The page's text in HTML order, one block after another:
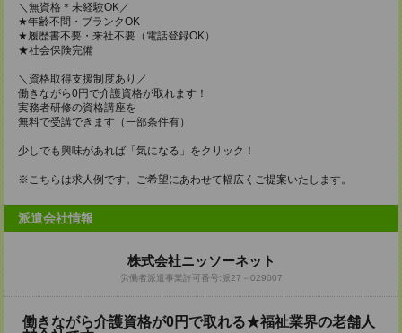
＼無資格＊未経験OK／
★年齢不問・ブランクOK
★履歴書不要・来社不要（電話登録OK）
★社会保険完備
＼資格取得支援制度あり／
働きながら0円で介護資格が取れます！
実務者研修の資格講座を
無料で受講できます（一部条件有）
少しでも興味があれば「気になる」をクリック！
※こちらは求人例です。ご希望にあわせて幅広くご提案いたします。
派遣会社情報
株式会社ニッソーネット
労働者派遣事業許可番号:派27－029007
働きながら介護資格が0円で取れる★福祉業界の老舗人